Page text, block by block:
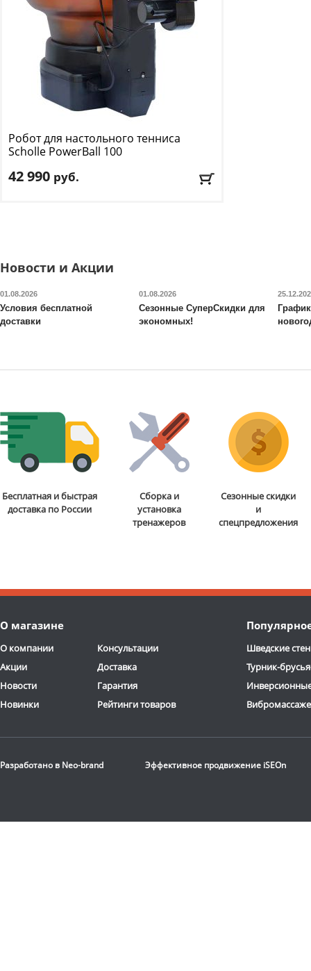
Робот для настольного тенниса
Scholle PowerBall 100
42 990 руб.
Новости и Акции
01.08.2026
Условия бесплатной
доставки
01.08.2026
Сезонные СуперСкидки для
экономных!
Бесплатная и быстрая
доставка по России
Сборка и
установка
тренажеров
Сезонные скидки
и
спецпредложения
О магазине
О компании
Акции
Новости
Новинки
Консультации
Доставка
Гарантия
Рейтинги товаров
Шведские
Турник-
Разработано в Neo-brand Эффективное продвижение iSEOn